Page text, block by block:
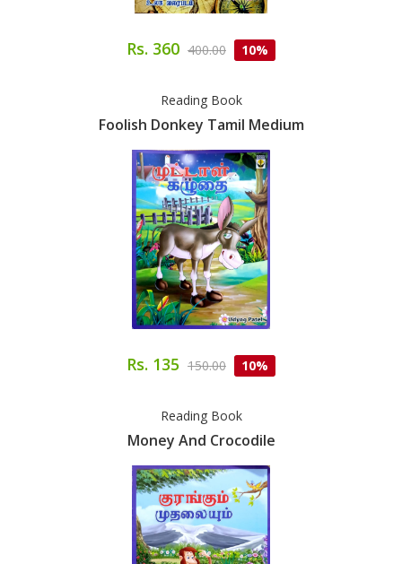
Rs. 360 400.00 10%
Reading Book
Foolish Donkey Tamil Medium
Rs. 135 150.00 10%
Reading Book
Money And Crocodile